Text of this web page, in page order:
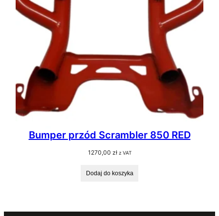
Bumper przód Scrambler 850 RED
1270,00 zł z VAT
Dodaj do koszyka